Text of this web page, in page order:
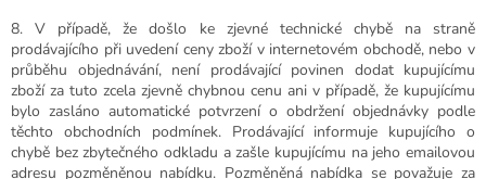
8. V případě, že došlo ke zjevné technické chybě na straně
prodávajícího při uvedení ceny zboží v internetovém obchodě, nebo v
průběhu objednávání, není prodávající povinen dodat kupujícímu
zboží za tuto zcela zjevně chybnou cenu ani v případě, že kupujícímu
bylo zasláno automatické potvrzení o obdržení objednávky podle
těchto obchodních podmínek. Prodávající informuje kupujícího o
chybě bez zbytečného odkladu a zašle kupujícímu na jeho emailovou
adresu pozměněnou nabídku. Pozměněná nabídka se považuje za